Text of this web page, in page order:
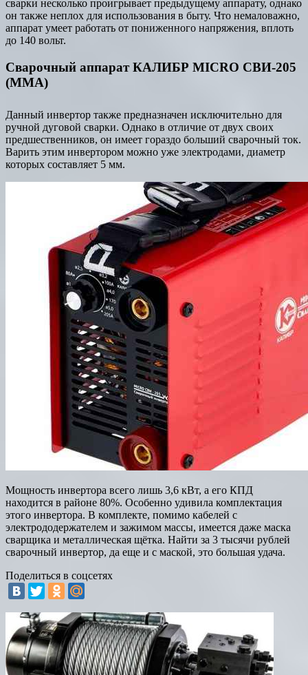
сварки несколько проигрывает предыдущему аппарату, однако
он также неплох для использования в быту. Что немаловажно,
аппарат умеет работать от пониженного напряжения, вплоть
до 140 вольт.
Сварочный аппарат КАЛИБР MICRO СВИ-205
(MMA)
Данный инвертор также предназначен исключительно для
ручной дуговой сварки. Однако в отличие от двух своих
предшественников, он имеет гораздо больший сварочный ток.
Варить этим инвертором можно уже электродами, диаметр
которых составляет 5 мм.
Мощность инвертора всего лишь 3,6 кВт, а его КПД
находится в районе 80%. Особенно удивила комплектация
этого инвертора. В комплекте, помимо кабелей с
электрододержателем и зажимом массы, имеется даже маска
сварщика и металлическая щётка. Найти за 3 тысячи рублей
сварочный инвертор, да еще и с маской, это большая удача.
Поделиться в соцсетях